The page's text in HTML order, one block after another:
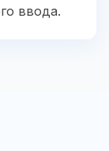
ввода.